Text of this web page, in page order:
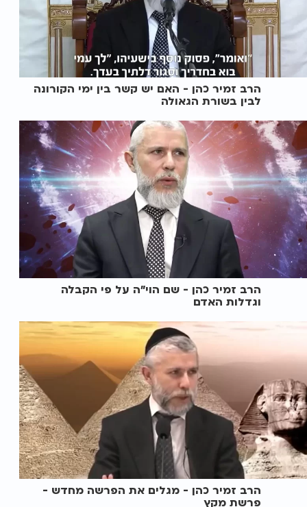
הרב זמיר כהן - האם יש קשר בין ימי הקורונה
לבין בשורת הגאולה
הרב זמיר כהן - שם הוי"ה על פי הקבלה
וגדלות האדם
הרב זמיר כהן - מגלים את הפרשה מחדש -
פרשת מקץ